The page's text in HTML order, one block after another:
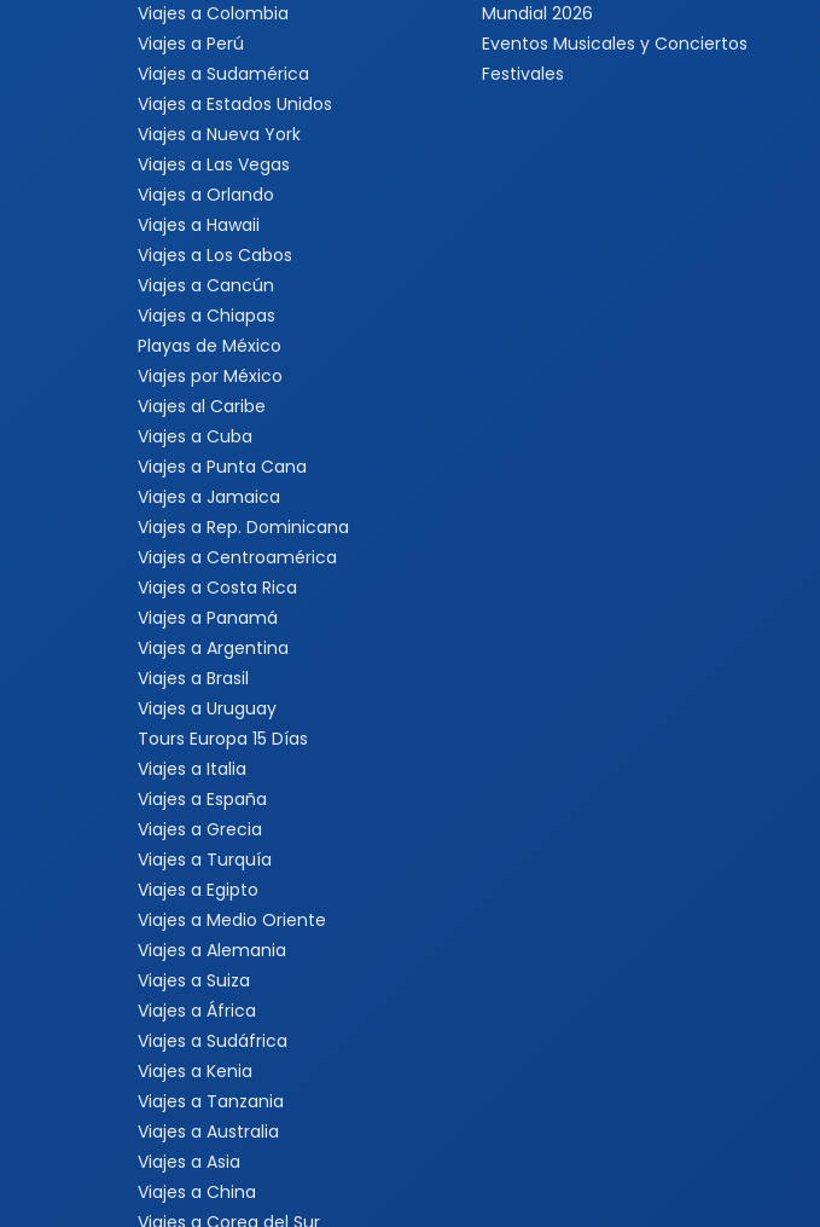
Viajes a Colombia
Viajes a Perú
Viajes a Sudamérica
Viajes a Estados Unidos
Viajes a Nueva York
Viajes a Las Vegas
Viajes a Orlando
Viajes a Hawaii
Viajes a Los Cabos
Viajes a Cancún
Viajes a Chiapas
Playas de México
Viajes por México
Viajes al Caribe
Viajes a Cuba
Viajes a Punta Cana
Viajes a Jamaica
Viajes a Rep. Dominicana
Viajes a Centroamérica
Viajes a Costa Rica
Viajes a Panamá
Viajes a Argentina
Viajes a Brasil
Viajes a Uruguay
Tours Europa 15 Días
Viajes a Italia
Viajes a España
Viajes a Grecia
Viajes a Turquía
Viajes a Egipto
Viajes a Medio Oriente
Viajes a Alemania
Viajes a Suiza
Viajes a África
Viajes a Sudáfrica
Viajes a Kenia
Viajes a Tanzania
Viajes a Australia
Viajes a Asia
Viajes a China
Viajes a Corea del Sur
Mundial 2026
Eventos Musicales y Conciertos
Festivales